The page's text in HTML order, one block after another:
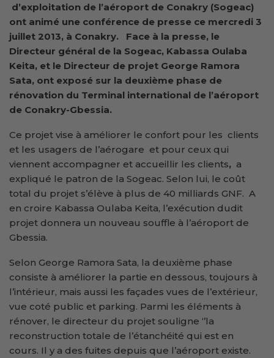
d’exploitation de l’aéroport de Conakry (Sogeac)
ont animé une conférence de presse ce mercredi 3
juillet 2013, à Conakry. Face à la presse, le
Directeur général de la Sogeac, Kabassa Oulaba
Keita, et le Directeur de projet George Ramora
Sata, ont exposé sur la deuxième phase de
rénovation du Terminal international de l’aéroport
de Conakry-Gbessia.
Ce projet vise à améliorer le confort pour les clients
et les usagers de l’aérogare et pour ceux qui
viennent accompagner et accueillir les clients, a
expliqué le patron de la Sogeac. Selon lui, le coût
total du projet s’élève à plus de 40 milliards GNF. A
en croire Kabassa Oulaba Keita, l’exécution dudit
projet donnera un nouveau souffle à l’aéroport de
Gbessia.
Selon George Ramora Sata, la deuxième phase
consiste à améliorer la partie en dessous, toujours à
l’intérieur, mais aussi les façades vues de l’extérieur,
vue coté public et parking. Parmi les éléments à
rénover, le directeur du projet souligne ‘’la
reconstruction totale de l’étanchéité qui est en
cours. Il y a des fuites depuis que l’aéroport existe.